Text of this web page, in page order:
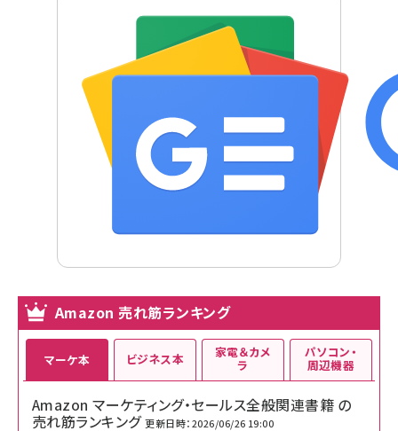
Amazon 売れ筋ランキング
マーケ本
Amazon マーケティング・セールス全般関連書籍 の
売れ筋ランキング 更新日時：2026/06/26 19:00
ビジネス本 家電＆カメ
ラ
パソコン・
周辺機器